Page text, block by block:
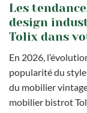
Les
design
Tolix dans
En 2026,
popularité du
du mobilier
mobilier bistrot